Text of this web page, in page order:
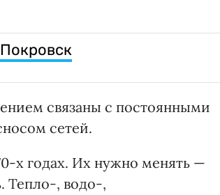
связаны с постоянными
сетей.
х годах. Их нужно менять —
Тепло-, водо-,